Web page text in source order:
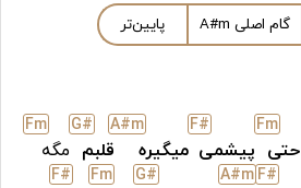
گام اصلی A#m پایین‌تر
Fm
پیشمی
F#
میگیره
A#m
قلبم
G#
مگه
Fm
F#
A#m
G#
Fm
F#